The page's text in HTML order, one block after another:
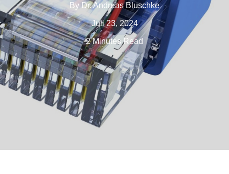
By Dr. Andreas Bluschke
Juli 23, 2024
2 Minutes Read